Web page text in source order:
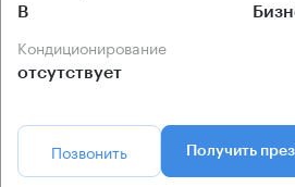
B
Кондиционирование
отсутствует
Позвонить Получить